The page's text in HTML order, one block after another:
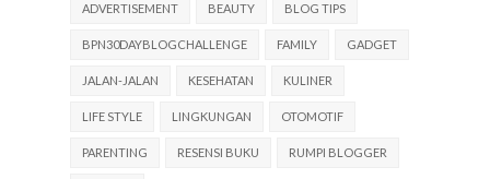
ADVERTISEMENT BEAUTY BLOG TIPS
BPN30DAYBLOGCHALLENGE FAMILY GADGET
JALAN-JALAN KESEHATAN KULINER
LIFE STYLE LINGKUNGAN OTOMOTIF
PARENTING RESENSI BUKU RUMPI BLOGGER